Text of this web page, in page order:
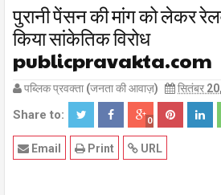
पुरानी पेंसन की मांग को लेकर
किया सांकेतिक विरोध
publicpravakta.com
पब्लिक प्रवक्ता (जनता की आवाज़) सितंबर
Share to: 0
URL
Print
Email